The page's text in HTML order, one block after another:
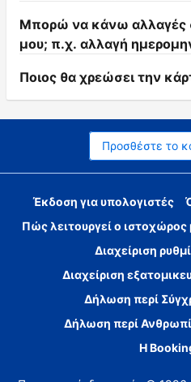
Μπορώ να κάνω αλλαγές
μου; π.χ. αλλαγή
Ποιος θα χρεώσει την
Προσθέστε το
Έκδοση για υπολογιστές
Πώς λειτουργεί ο ιστοχώρος
Διαχείριση
Διαχείριση
Δήλωση περί
Δήλωση περί
Η